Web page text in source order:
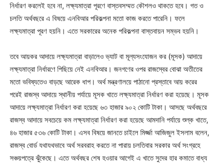
নির্ধারণ করলেই হবে না, লক্ষ্যমাত্রা পূরণে বাস্তবসম্মত কৌশলও থাকতে হবে। গত ও
চলতি অর্থবছরে এ বিষয়ে এনবিআর পরিকল্পনা মতো কাজ করতে পারেনি। ফলে
লক্ষ্যমাত্রা পূরণ হয়নি। এতে সরকারের অনেক পরিকল্পনা বাস্তবায়ন সম্ভব হয়নি।
তবে আয়কর আদায়ে লক্ষ্যমাত্রা বাড়ালেও ভ্যাট বা মূল্যসংযোজন কর (মূসক) আদায়ে
লক্ষ্যমাত্রা নির্ধারণে পিছিয়ে নেই এনবিআর। জনগণের ওপর রাজস্বের বোঝা অতীতের
মতো ভবিষ্যতেও বাড়ছে আরেক ধাপ। অর্থ মন্ত্রণালয়ে পাঠানো প্রস্তাবে আয় করের
পরেই রাজস্ব আদায়ে স্থানীয় পর্যায়ে মূসক খাতে লক্ষ্যমাত্রা নির্ধারণ করা হয়েছে। মূসক
আদায়ে লক্ষ্যমাত্রা নির্ধারণ করা হয়েছে ৬৩ হাজার ৯০২ কোটি টাকা। আসছে অর্থবছরে
রাজস্ব আদায়ে সবচেয়ে কম লক্ষ্যমাত্রা নির্ধারণ করা হয়েছে আমদানি পর্যায়ে শুল্ক খাতে,
৪৬ হাজার ৫৩৬ কোটি টাকা। এসব বিষয়ে জানতে চাইলে মির্জ্জা আজিজুল ইসলাম বলেন,
রাজস্ব বোর্ড যথাযথভাবে অর্থ সরবরাহ করতে না পারায় চলতিবার সরকার অর্থ সংগ্রহে
সঞ্চয়পত্রে ঝুঁকেছে। এতে অর্থবছর শেষ হওয়ার আগেই এ খাতে সুদের হার কমাতে বাধ্য